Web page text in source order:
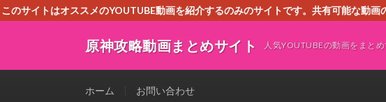
このサイトはオススメのYOUTUBE動画を紹介するのみのサイトです。共有可能な動
原神攻略動画まとめサイト 人気YOUTUBEの動画をまと
ホーム お問い合わせ